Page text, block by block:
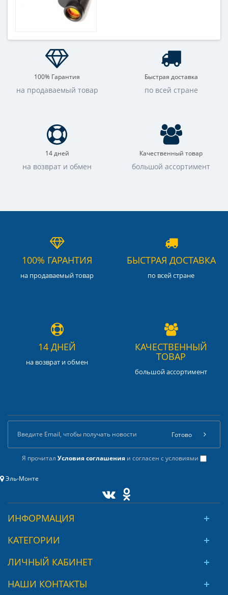
100% Гарантия
на продаваемый товар
Быстрая доставка
по всей стране
14 дней
на возврат и обмен
Качественный товар
большой ассортимент
100% ГАРАНТИЯ
на продаваемый товар
БЫСТРАЯ ДОСТАВКА
по всей стране
14 ДНЕЙ
на возврат и обмен
КАЧЕСТВЕННЫЙ
ТОВАР
большой ассортимент
Я прочитал Условия соглашенияи согласен с условиями
Готово
Эль-Монте
ИНФОРМАЦИЯ
КАТЕГОРИИ
ЛИЧНЫЙ КАБИНЕТ
НАШИ КОНТАКТЫ